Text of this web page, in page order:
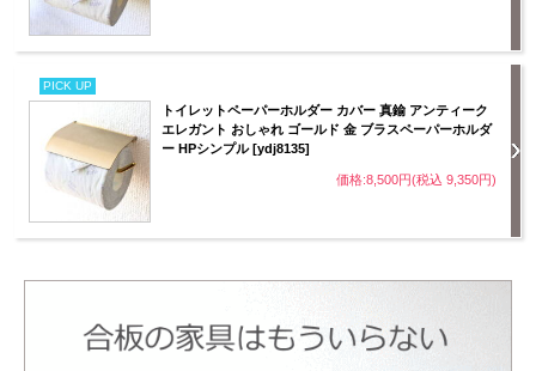
PICK UP
トイレットペーパーホルダー カバー 真鍮 アンティーク
エレガント おしゃれ ゴールド 金 ブラスペーパーホルダ
ー HPシンプル [ydj8135]
価格:8,500円(税込 9,350円)